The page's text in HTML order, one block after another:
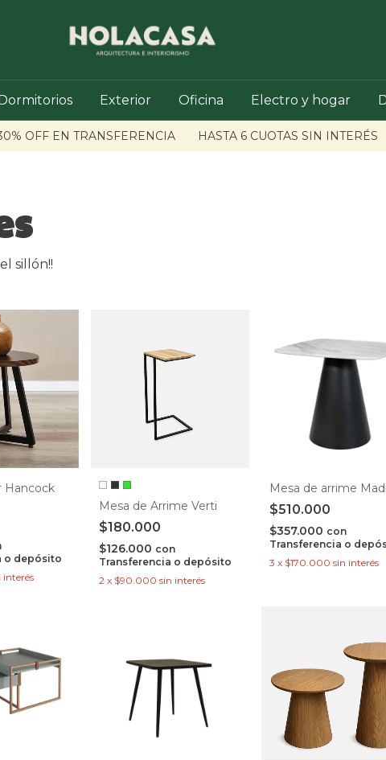
Dormitorios Exterior Oficina Electro y hogar
OFF EN TRANSFERENCIA HASTA 6 CUOTAS SIN INTERÉS
sillón!!
Hancock
o depósito
interés
Mesa de Arrime Verti
$180.000
$126.000 con
Transferencia o depósito
2 x $90.000 sin interés
Mesa de arrime
$510.000
$357.000 con
Transferencia o
3 x $170.000 sin interés